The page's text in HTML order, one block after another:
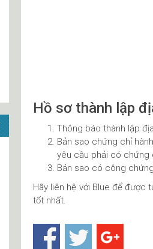
Hồ sơ thành lập
Thông báo thành lập
Bản sao chứng chỉ
yêu cầu phải có chứng
Bản sao có công
Hãy liên hệ với Blue để được
tốt nhất.